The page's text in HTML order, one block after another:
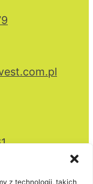
z technologii, takich